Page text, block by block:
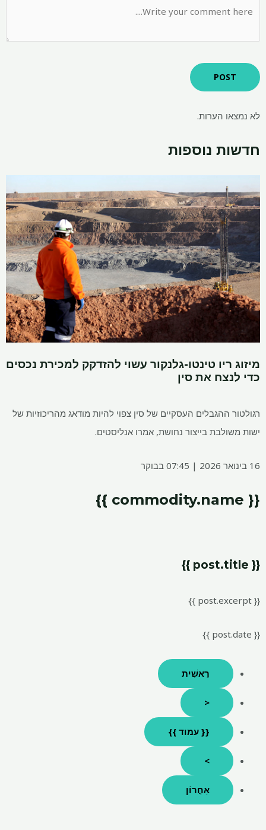
לא נמצאו הערות.
חדשות נוספות
מיזוג ריו טינטו-גלנקור עשוי להזדקק למכירת נכסים
כדי לנצח את סין
רגולטור ההגבלים העסקיים של סין צפוי להיות מודאג מהריכוזיות של
ישות משולבת בייצור נחושת, אמרו אנליסטים.
16 בינואר 2026 | 07:45 בבוקר
{{ commodity.name }}
{{ post.title }}
{{ post.excerpt }}
{{ post.date }}
רֵאשִׁית
<
{{ עמוד }}
>
אַחֲרוֹן